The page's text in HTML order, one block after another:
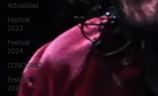
Actualidad
Festival
2023
Festival
2024
CONCURSO
Festival
2025